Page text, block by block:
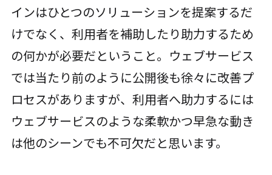
インはひとつのソリューションを提案するだ
けでなく、利用者を補助したり助力するため
の何かが必要だということ。ウェブサービス
では当たり前のように公開後も徐々に改善プ
ロセスがありますが、利用者へ助力するには
ウェブサービスのような柔軟かつ早急な動き
は他のシーンでも不可欠だと思います。